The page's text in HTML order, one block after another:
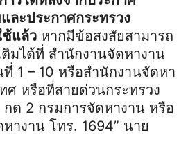
ละประกาศกระทรวง
ช้แล้ว หากมีข้อสงสัยสามารถ
มได้ที่ สำนักงานจัดหางาน
1 – 10 หรือสำนักงานจัดหา
ศ หรือที่สายด่วนกระทรวง
กด 2 กรมการจัดหางาน หรือ
างาน โทร. 1694” นาย